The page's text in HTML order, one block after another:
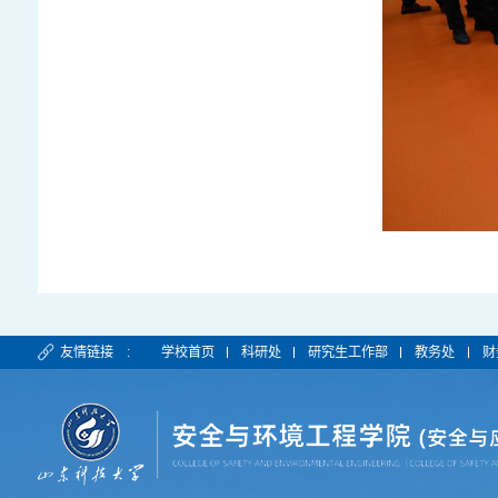
友情链接 : 学校首页 科研处 研究生工作部 教务处